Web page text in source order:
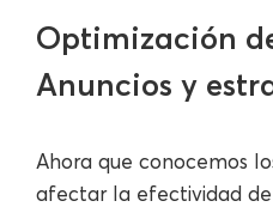
Optimización
Anuncios y
Ahora que conocemos
afectar la efectividad